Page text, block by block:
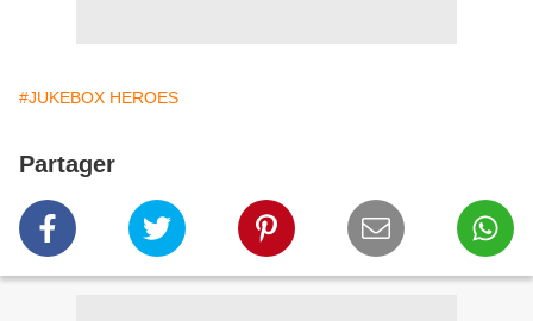
#JUKEBOX HEROES
Partager